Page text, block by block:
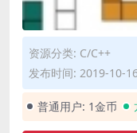
资源分类: C/C++
发布时间: 2019-10-
普通用户: 1金币